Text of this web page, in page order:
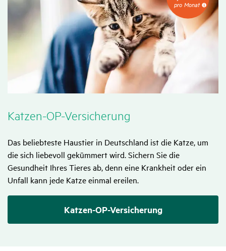
Katzen-OP-Versi­che­rung
Das beliebteste Haustier in Deutschland ist die Katze, um
die sich liebevoll gekümmert wird. Sichern Sie die
Gesundheit Ihres Tieres ab, denn eine Krankheit oder ein
Unfall kann jede Katze einmal ereilen.
Katzen-OP-Versicherung
4,32
EUR
pro
Monat
pro Monat